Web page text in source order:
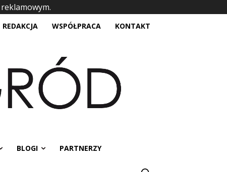
REDAKCJA WSPÓŁPRACA KONTAKT
BLOGI PARTNERZY